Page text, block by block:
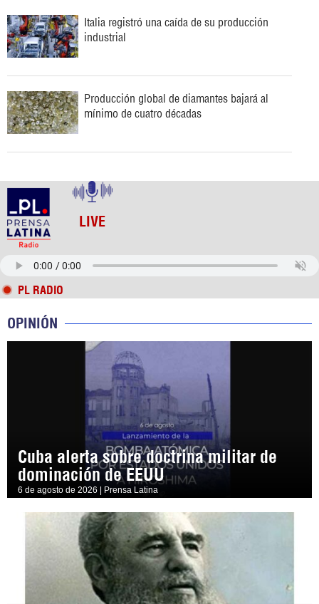
Italia registró una caída de su producción
industrial
Producción global de diamantes bajará al
mínimo de cuatro décadas
LIVE
PL RADIO
OPINIÓN
Cuba alerta sobre doctrina militar de
dominación de EEUU
6 de agosto de 2026 | Prensa Latina